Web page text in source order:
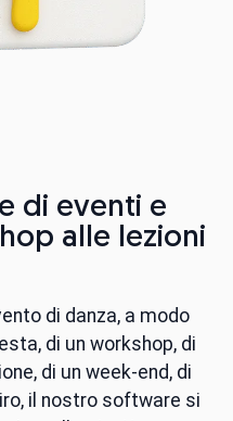
di eventi e
alle lezioni
di danza, a modo
di un workshop, di
di un week-end, di
il nostro software si